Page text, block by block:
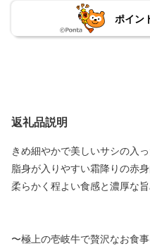
ポイン
返礼品説明
きめ細やかで美しいサシの入
脂身が入りやすい霜降りの赤身
柔らかく程よい食感と濃厚な
〜極上の壱岐牛で贅沢なお食